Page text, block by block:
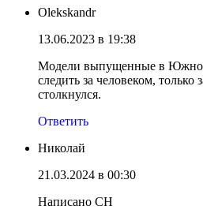
Olekskandr
13.06.2023 в 19:38
Модели выпущенные в Южной
следить за человеком,
столкнулся.
Ответить
Николай
21.03.2024 в 00:30
Написано СН